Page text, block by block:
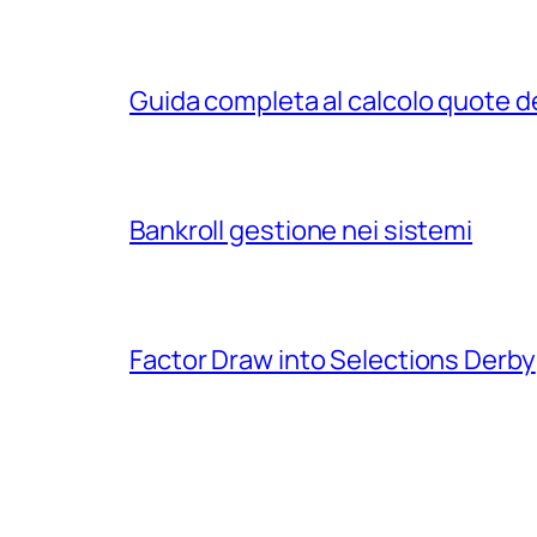
Guida completa al calcolo quote
Bankroll gestione nei sistemi
Factor Draw into Selections Derby